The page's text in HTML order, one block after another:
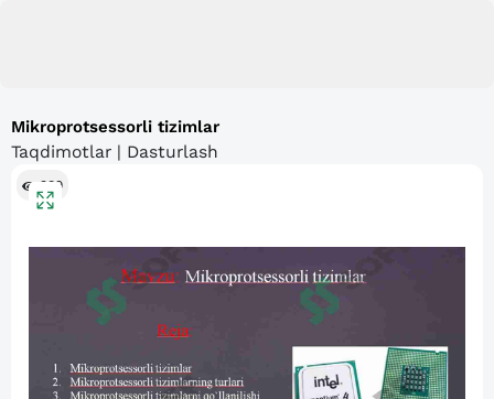
Mikroprotsessorli tizimlar
Taqdimotlar | Dasturlash
389